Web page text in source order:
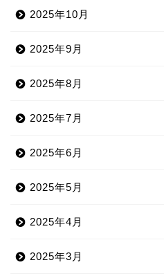
2025年10月
2025年9月
2025年8月
2025年7月
2025年6月
2025年5月
2025年4月
2025年3月